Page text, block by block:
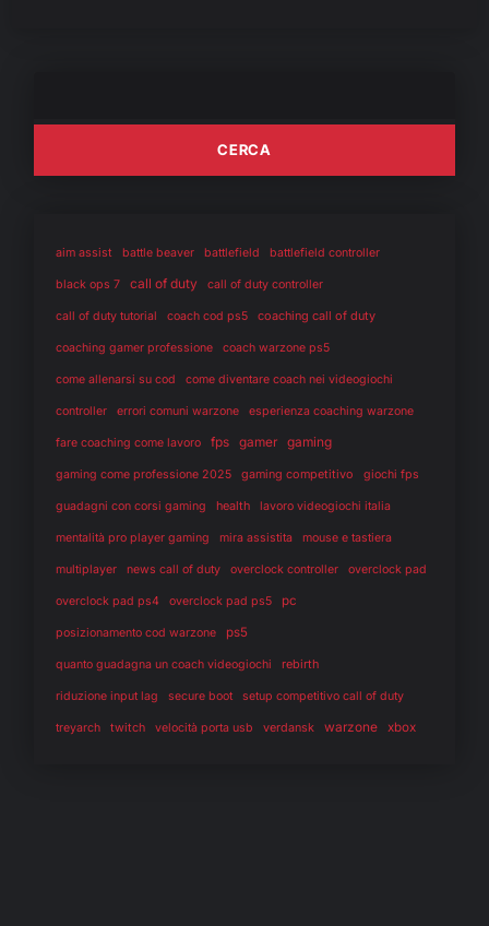
aim assist battle beaver battlefield battlefield controller
black ops 7 call of duty call of duty controller
call of duty tutorial coach cod ps5 coaching call of duty
coaching gamer professione coach warzone ps5
come allenarsi su cod come diventare coach nei videogiochi
controller errori comuni warzone esperienza coaching warzone
fare coaching come lavoro fps gamer gaming
gaming come professione 2025 gaming competitivo giochi fps
guadagni con corsi gaming health lavoro videogiochi italia
mentalità pro player gaming mira assistita mouse e tastiera
multiplayer news call of duty overclock controller overclock pad
overclock pad ps4 overclock pad ps5 pc
posizionamento cod warzone ps5
quanto guadagna un coach videogiochi rebirth
riduzione input lag secure boot setup competitivo call of duty
treyarch twitch velocità porta usb verdansk warzone xbox